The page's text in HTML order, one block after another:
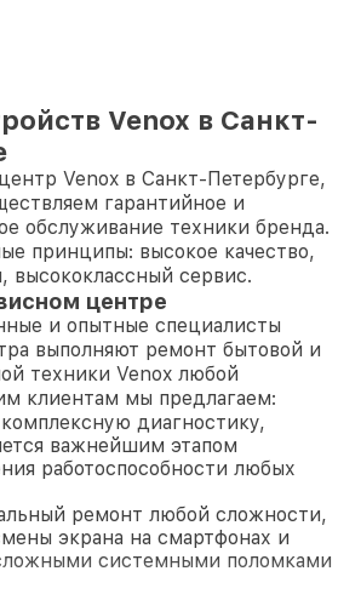
Venox в Санкт-
Venox в Санкт-Петербурге,
гарантийное и
обслуживание техники бренда.
принципы: высокое качество,
высококлассный сервис.
центре
и опытные специалисты
выполняют ремонт бытовой и
техники Venox любой
клиентам мы предлагаем:
диагностику,
важнейшим этапом
работоспособности любых
ремонт любой сложности,
экрана на смартфонах и
системными поломками